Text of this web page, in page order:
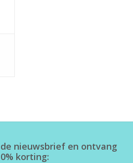
nieuwsbrief en ontvang
korting: